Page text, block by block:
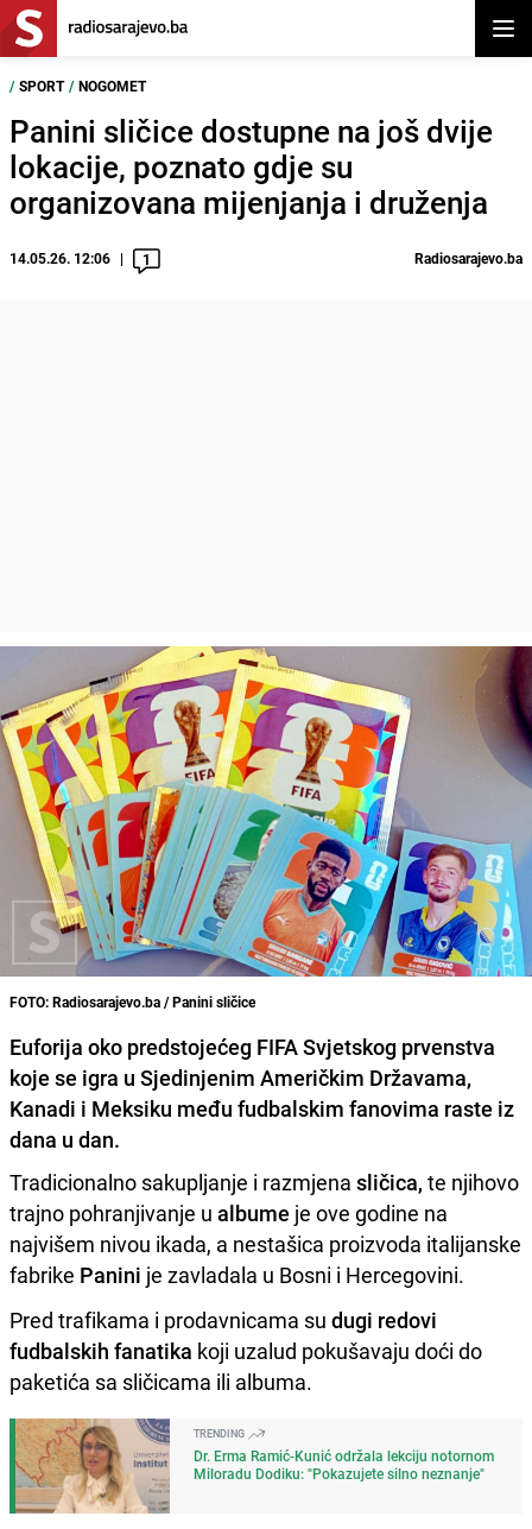
/ SPORT / NOGOMET
Panini sličice dostupne na još dvije
lokacije, poznato gdje su
organizovana mijenjanja i druženja
14.05.26. 12:06 1 Radiosarajevo.ba
FOTO: Radiosarajevo.ba / Panini sličice
Euforija oko predstojećeg FIFA Svjetskog prvenstva
koje se igra u Sjedinjenim Američkim Državama,
Kanadi i Meksiku među fudbalskim fanovima raste iz
dana u dan.
Tradicionalno sakupljanje i razmjena sličica, te njihovo
trajno pohranjivanje u albume je ove godine na
najvišem nivou ikada, a nestašica proizvoda italijanske
fabrike Panini je zavladala u Bosni i Hercegovini.
Pred trafikama i prodavnicama su dugi redovi
fudbalskih fanatika koji uzalud pokušavaju doći do
paketića sa sličicama ili albuma.
TRENDING
Dr. Erma Ramić-Kunić održala lekciju notornom
Miloradu Dodiku: "Pokazujete silno neznanje"